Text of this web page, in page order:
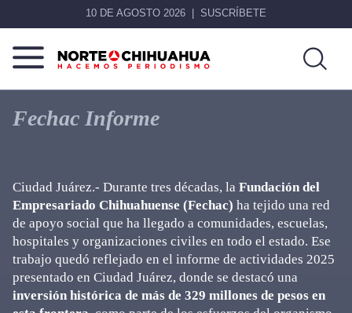
10 DE AGOSTO 2026 SUSCRÍBETE
Norte
Chihuahua
Más
que
noticias,
Fechac Informe
Ciudad Juárez.- Durante tres décadas, la Fundación del
Empresariado Chihuahuense (Fechac) ha tejido una red
de apoyo social que ha llegado a comunidades, escuelas,
hospitales y organizaciones civiles en todo el estado. Ese
trabajo quedó reflejado en el informe de actividades 2025
presentado en Ciudad Juárez, donde se destacó una
inversión histórica de más de 329 millones de pesos en